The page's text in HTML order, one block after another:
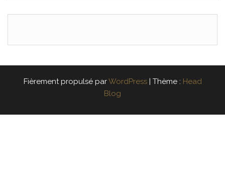
Fièrement propulsé parWordPress | Thème : Head
Blog